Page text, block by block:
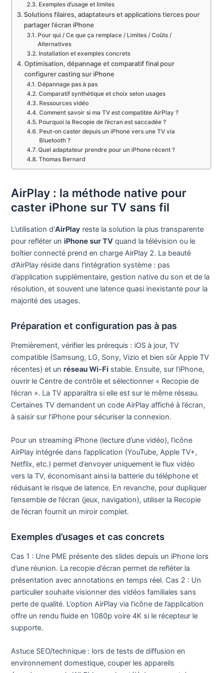
Exemples d’usage et limites
Solutions filaires, adaptateurs et applications tierces pour
partager l’écran iPhone
Pour qui / Ce que ça remplace / Limites / Coûts /
Alternatives
Installation et exemples concrets
Optimisation, dépannage et comparatif final pour
configurer casting sur iPhone
Dépannage pas à pas
Comparatif synthétique et choix selon usages
Ressources vidéo
Comment savoir si ma TV est compatible AirPlay ?
Pourquoi la Recopie de l’écran est saccadée ?
Peut-on caster depuis un iPhone vers une TV via
Bluetooth ?
Quel adaptateur prendre pour un iPhone récent ?
Thomas Bernard
AirPlay : la méthode native pour
caster iPhone sur TV sans fil
L’utilisation d’AirPlay reste la solution la plus transparente
pour refléter uniPhone sur TV quand la télévision ou le
boîtier connecté prend en charge AirPlay 2. La beauté
d’AirPlay réside dans l’intégration système : pas
d’application supplémentaire, gestion native du son et de la
résolution, et souvent une latence quasi inexistante pour la
majorité des usages.
Préparation et configuration pas à pas
Premièrement, vérifier les prérequis : iOS à jour, TV
compatible (Samsung, LG, Sony, Vizio et bien sûr Apple TV
récentes) et unréseau Wi‑Fi stable. Ensuite, sur l’iPhone,
ouvrir le Centre de contrôle et sélectionner « Recopie de
l’écran ». La TV apparaîtra si elle est sur le même réseau.
Certaines TV demandent un code AirPlay affiché à l’écran,
à saisir sur l’iPhone pour sécuriser la connexion.
Pour un streaming iPhone (lecture d’une vidéo), l’icône
AirPlay intégrée dans l’application (YouTube, Apple TV+,
Netflix, etc.) permet d’envoyer uniquement le flux vidéo
vers la TV, économisant ainsi la batterie du téléphone et
réduisant le risque de latence. En revanche, pour dupliquer
l’ensemble de l’écran (jeux, navigation), utiliser la Recopie
de l’écran fournit un miroir complet.
Exemples d’usages et cas concrets
Cas 1 : Une PME présente des slides depuis un iPhone lors
d’une réunion. La recopie d’écran permet de refléter la
présentation avec annotations en temps réel. Cas 2 : Un
particulier souhaite visionner des vidéos familiales sans
perte de qualité. L’option AirPlay via l’icône de l’application
offre un rendu fluide en 1080p voire 4K si le récepteur le
supporte.
Astuce SEO/technique : lors de tests de diffusion en
environnement domestique, couper les appareils